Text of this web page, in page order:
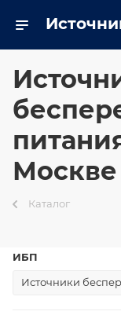
Москве
Каталог
ИБП
Источники